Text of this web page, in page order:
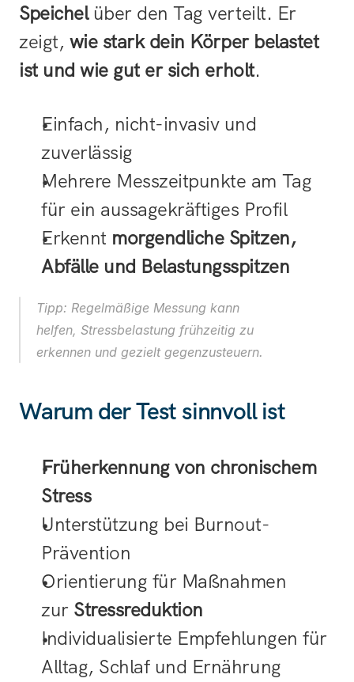
Speichel über den Tag verteilt. Er
zeigt, wie stark dein Körper belastet
ist und wie gut er sich erholt.
Einfach, nicht-invasiv und
zuverlässig
Mehrere Messzeitpunkte am Tag
für ein aussagekräftiges Profil
Erkennt morgendliche Spitzen,
Abfälle und Belastungsspitzen
Tipp: Regelmäßige Messung kann
helfen, Stressbelastung frühzeitig zu
erkennen und gezielt gegenzusteuern.
Warum der Test sinnvoll ist
Früherkennung von chronischem
Stress
Unterstützung bei Burnout-
Prävention
Orientierung für Maßnahmen
zur Stressreduktion
Individualisierte Empfehlungen für
Alltag, Schlaf und Ernährung